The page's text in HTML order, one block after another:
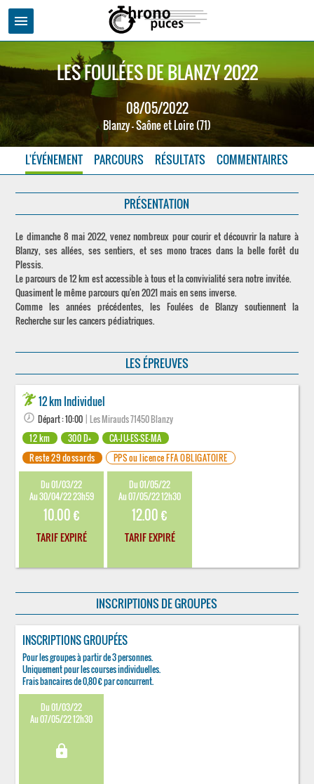
menu
LES FOULÉES DE BLANZY 2022
08/05/2022
Blanzy - Saône et Loire (71)
L'ÉVÉNEMENT PARCOURS RÉSULTATS COMMENTAIRES
PRÉSENTATION
Le dimanche 8 mai 2022, venez nombreux pour courir et découvrir la nature à
Blanzy, ses allées, ses sentiers, et ses mono traces dans la belle forêt du
Plessis.
Le parcours de 12 km est accessible à tous et la convivialité sera notre invitée.
Quasiment le même parcours qu'en 2021 mais en sens inverse.
Comme les années précédentes, les Foulées de Blanzy soutiennent la
Recherche sur les cancers pédiatriques.
LES ÉPREUVES
12 km Individuel
Départ : 10:00 | Les Mirauds 71450 Blanzy
12 km
300 D+
CA-JU-ES-SE-MA
Reste 29 dossards
PPS ou licence FFA OBLIGATOIRE
Du 01/03/22
Au 30/04/22 23h59
10.00 €
TARIF EXPIRÉ
Du 01/05/22
Au 07/05/22 12h30
12.00 €
TARIF EXPIRÉ
INSCRIPTIONS DE GROUPES
INSCRIPTIONS GROUPÉES
Pour les groupes à partir de 3 personnes.
Uniquement pour les courses individuelles.
Frais bancaires de 0,80 € par concurrent.
Du 01/03/22
Au 07/05/22 12h30
lock